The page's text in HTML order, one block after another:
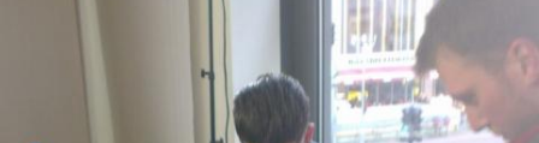
Pressebilder "Sunday Best" (2025)